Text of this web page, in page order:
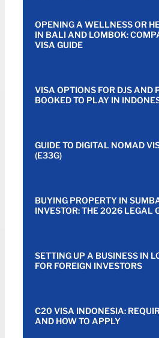
OPENING A WELLNESS OR
IN BALI AND LOMBOK:
VISA GUIDE
VISA OPTIONS FOR DJS AND
BOOKED TO PLAY IN
GUIDE TO DIGITAL NOMAD
(E33G)
BUYING PROPERTY IN
INVESTOR: THE 2026 LEGAL
SETTING UP A BUSINESS IN
FOR FOREIGN INVESTORS
C20 VISA INDONESIA:
AND HOW TO APPLY